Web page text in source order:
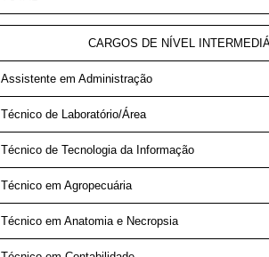
CARGOS DE NÍVEL
Assistente em Administração
Técnico de Laboratório/Área
Técnico de Tecnologia da Informação
Técnico em Agropecuária
Técnico em Anatomia e Necropsia